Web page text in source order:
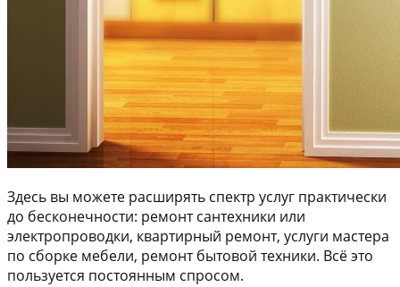
Здесь вы можете расширять спектр услуг практически
до бесконечности: ремонт сантехники или
электропроводки, квартирный ремонт, услуги мастера
по сборке мебели, ремонт бытовой техники. Всё это
пользуется постоянным спросом.